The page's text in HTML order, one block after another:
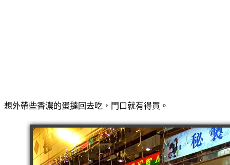
想外帶些香濃的蛋撻回去吃，門口就有得買。